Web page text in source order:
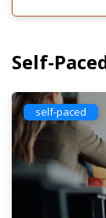
Self-
self-paced